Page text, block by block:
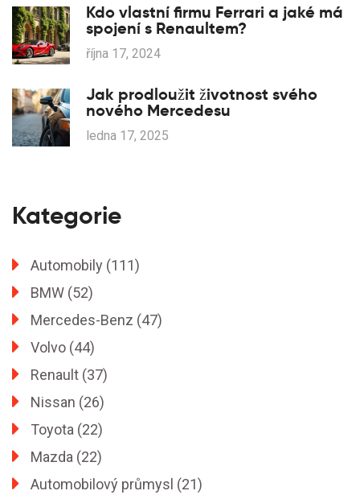
Kdo vlastní firmu Ferrari a jaké má
spojení s Renaultem?
října 17, 2024
Jak prodloužit životnost svého
nového Mercedesu
ledna 17, 2025
Kategorie
Automobily (111)
BMW (52)
Mercedes-Benz (47)
Volvo (44)
Renault (37)
Nissan (26)
Toyota (22)
Mazda (22)
Automobilový průmysl (21)